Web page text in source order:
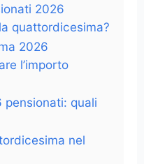
2026
quattordicesima?
2026
l’importo
quali
nel